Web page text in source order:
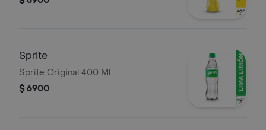
Sprite
Sprite Original 400 Ml
$ 6900